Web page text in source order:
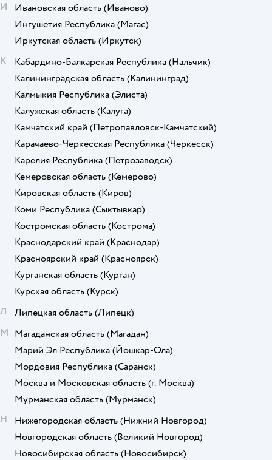
И
Ивановская область (Иваново)
Ингушетия Республика (Магас)
Иркутская область (Иркутск)
К
Кабардино-Балкарская Республика (Нальчик)
Калининградская область (Калининград)
Калмыкия Республика (Элиста)
Калужская область (Калуга)
Камчатский край (Петропавловск-Камчатский)
Карачаево-Черкесская Республика (Черкесск)
Карелия Республика (Петрозаводск)
Кемеровская область (Кемерово)
Кировская область (Киров)
Коми Республика (Сыктывкар)
Костромская область (Кострома)
Краснодарский край (Краснодар)
Красноярский край (Красноярск)
Курганская область (Курган)
Курская область (Курск)
Л
Липецкая область (Липецк)
М Магаданская область (Магадан)
Марий Эл Республика (Йошкар-Ола)
Мордовия Республика (Саранск)
Москва и Московская область (г. Москва)
Мурманская область (Мурманск)
Н
Нижегородская область (Нижний Новгород)
Новгородская область (Великий Новгород)
Новосибирская область (Новосибирск)